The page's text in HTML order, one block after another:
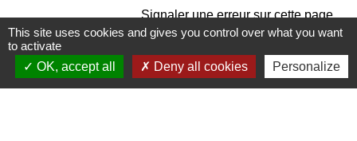
Signaler une erreur sur cette page
This site uses cookies and gives you control over what you want
to activate
OK, accept all
Deny all cookies Personalize